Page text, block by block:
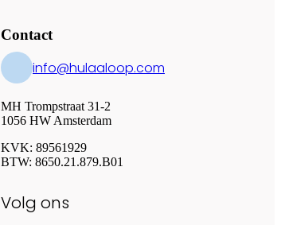
Contact
info@hulaaloop.com
MH Trompstraat 31-2
1056 HW Amsterdam
KVK: 89561929
BTW: 8650.21.879.B01
Volg ons